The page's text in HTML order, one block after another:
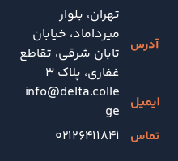
تهران، بلوار
میرداماد، خیابان
تابان شرقی، تقاطع
غفاری، پلاک 3
info@delta.colle
ge
۰۲۱۲۶۴۱۱۸۴۱